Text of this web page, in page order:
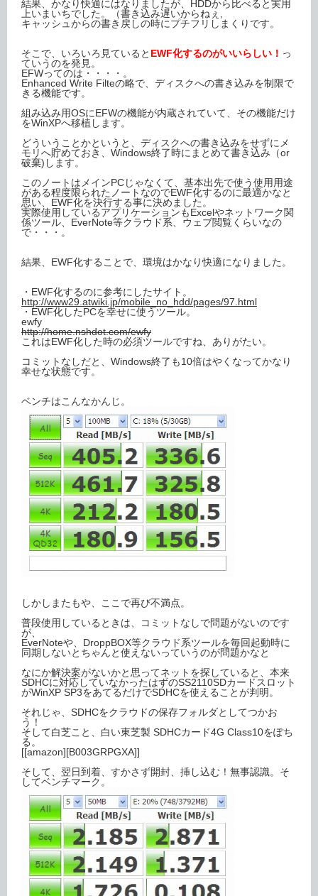
結果、かなり快適にはなりましたが、HDDから比べると実用
上いまいちでした。（書き込み遅いからねぇ,
キャッシュからの書き戻しの時にプチフリしまくりです。
そこで、いろいろ見ていると EWF化するのがいいらしい！ っ
ていうのを発見。
EFWってのは・・・・。
Enhanced Write Filteの略で、ディスクへの書き込みを制限で
きる機能です。
組み込み用OSにEFWの機能が内蔵されていて、その機能だけ
をWinXPへ移植します。
どういうことかというと、ディスクへの書き込みをせずにメ
モリへ貯めておき、Windows終了時にまとめて書き込み（or
破棄)します。
このノートはメインPCじゃなくて、基本出先で使う使用用途
がある程度限られたノートなのでEWF化するのに最適かなと
思い、EWF化を決行する事に決めました。
実際使用しているアプリケーションもExcelやネットワーク関
係ツール、EverNote等クラウド系、ウェブ閲覧くらいなの
で・・・。
結果、EWF化することで、環境はかなり快適になりました。
・EWF化するのに参考にしたサイト。
http://www29.atwiki.jp/mobile_no_hdd/pages/97.html
・EWF化したPCを幸せに使うツール。
ewfy
http://home.nshdot.com/ewfy
これはEWF化した時の必須ツールですね、ありがたい。
コミットなしだと、Windows終了も10倍はやくなってかなり
幸せな状態です。
ベンチはこんなかんじ。
しかしまたもや、ここで再び不満点。
普段使用しているときは、コミットなしで問題がないのです
が、
EverNoteや、DroppBOX等クラウド系ツールを毎回起動時に
同期しないとちゃんと使えないっていうのが問題かなと
なにか解決案がないかと思ってネットを探していると、本来
SDHCに対応していなかったはずのSS2110SDカードスロット
がWinXP SP3をあてるだけでSDHCを使えることが判明。
それじゃ、SDHCをクラウドの保存フォルダとしてつかお
う！
そして白芝こと、白い東芝製 SDHCカード4G Class10をぽち
る。
[[amazon][B003GRPGXA]]
そして、翌日到着、すかさず開封、挿し込む！無事認識。そ
してベンチマーク。